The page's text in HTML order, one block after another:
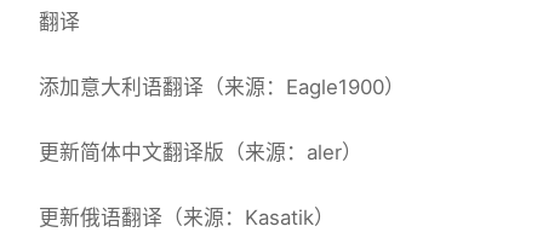
翻译
添加意大利语翻译（来源：Eagle1900）
更新简体中文翻译版（来源：aler）
更新俄语翻译（来源：Kasatik）